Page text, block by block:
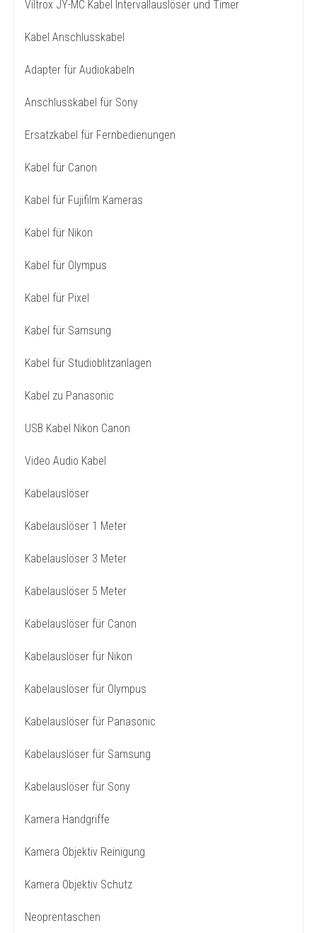
Viltrox JY-MC Kabel Intervallauslöser und Timer
Kabel Anschlusskabel
Adapter für Audiokabeln
Anschlusskabel für Sony
Ersatzkabel für Fernbedienungen
Kabel für Canon
Kabel für Fujifilm Kameras
Kabel für Nikon
Kabel für Olympus
Kabel für Pixel
Kabel für Samsung
Kabel für Studioblitzanlagen
Kabel zu Panasonic
USB Kabel Nikon Canon
Video Audio Kabel
Kabelauslöser
Kabelauslöser 1 Meter
Kabelauslöser 3 Meter
Kabelauslöser 5 Meter
Kabelauslöser für Canon
Kabelauslöser für Nikon
Kabelauslöser für Olympus
Kabelauslöser für Panasonic
Kabelauslöser für Samsung
Kabelauslöser für Sony
Kamera Handgriffe
Kamera Objektiv Reinigung
Kamera Objektiv Schutz
Neoprentaschen